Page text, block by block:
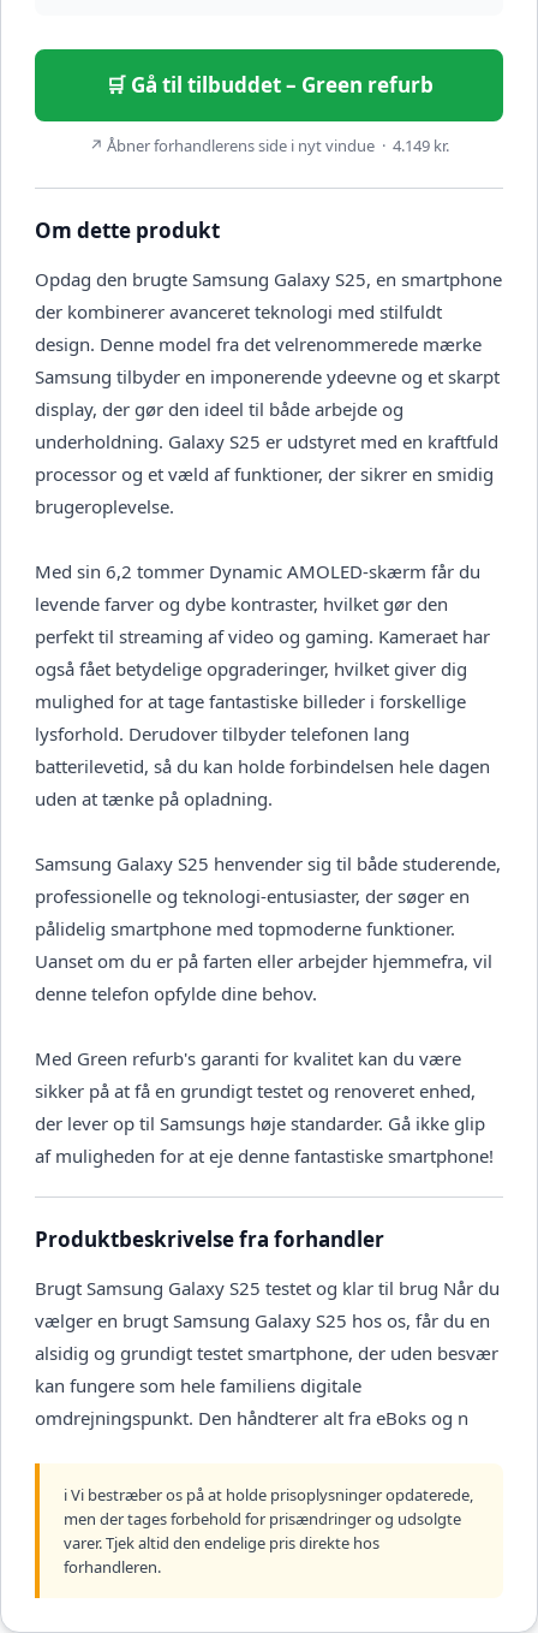
🛒 Gå til tilbuddet – Green refurb
↗ Åbner forhandlerens side i nyt vindue · 4.149 kr.
Om dette produkt
Opdag den brugte Samsung Galaxy S25, en smartphone
der kombinerer avanceret teknologi med stilfuldt
design. Denne model fra det velrenommerede mærke
Samsung tilbyder en imponerende ydeevne og et skarpt
display, der gør den ideel til både arbejde og
underholdning. Galaxy S25 er udstyret med en kraftfuld
processor og et væld af funktioner, der sikrer en smidig
brugeroplevelse.
Med sin 6,2 tommer Dynamic AMOLED-skærm får du
levende farver og dybe kontraster, hvilket gør den
perfekt til streaming af video og gaming. Kameraet har
også fået betydelige opgraderinger, hvilket giver dig
mulighed for at tage fantastiske billeder i forskellige
lysforhold. Derudover tilbyder telefonen lang
batterilevetid, så du kan holde forbindelsen hele dagen
uden at tænke på opladning.
Samsung Galaxy S25 henvender sig til både studerende,
professionelle og teknologi-entusiaster, der søger en
pålidelig smartphone med topmoderne funktioner.
Uanset om du er på farten eller arbejder hjemmefra, vil
denne telefon opfylde dine behov.
Med Green refurb's garanti for kvalitet kan du være
sikker på at få en grundigt testet og renoveret enhed,
der lever op til Samsungs høje standarder. Gå ikke glip
af muligheden for at eje denne fantastiske smartphone!
Produktbeskrivelse fra forhandler
Brugt Samsung Galaxy S25 testet og klar til brug Når du
vælger en brugt Samsung Galaxy S25 hos os, får du en
alsidig og grundigt testet smartphone, der uden besvær
kan fungere som hele familiens digitale
omdrejningspunkt. Den håndterer alt fra eBoks og n
ℹ️ Vi bestræber os på at holde prisoplysninger opdaterede,
men der tages forbehold for prisændringer og udsolgte
varer. Tjek altid den endelige pris direkte hos
forhandleren.